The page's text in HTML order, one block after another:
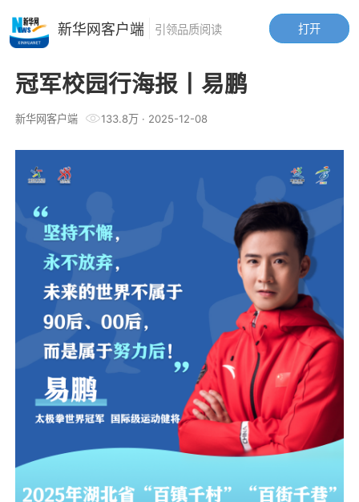
冠军校园行海报丨易鹏
新华网客户端 133.8万· 2025-12-08
打开
新华网客户端 引领品质阅读